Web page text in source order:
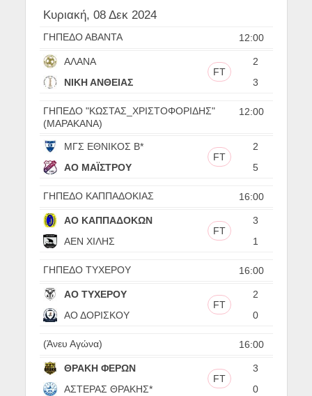
Κυριακή, 08 Δεκ 2024
12:00
ΓΗΠΕΔΟ ΑΒΑΝΤΑ
ΑΛΑΝΑ
2
FT
ΝΙΚΗ ΑΝΘΕΙΑΣ
3
12:00
ΓΗΠΕΔΟ "ΚΩΣΤΑΣ_ΧΡΙΣΤΟΦΟΡΙΔΗΣ"
(ΜΑΡΑΚΑΝΑ)
ΜΓΣ ΕΘΝΙΚΟΣ Β*
2
FT
ΑΟ ΜΑΪΣΤΡΟΥ
5
16:00
ΓΗΠΕΔΟ ΚΑΠΠΑΔΟΚΙΑΣ
ΑΟ ΚΑΠΠΑΔΟΚΩΝ
3
FT
ΑΕΝ ΧΙΛΗΣ
1
16:00
ΓΗΠΕΔΟ ΤΥΧΕΡΟΥ
ΑΟ ΤΥΧΕΡΟΥ
2
FT
ΑΟ ΔΟΡΙΣΚΟΥ
0
16:00
(Άνευ Αγώνα)
ΘΡΑΚΗ ΦΕΡΩΝ
3
FT
ΑΣΤΕΡΑΣ ΘΡΑΚΗΣ*
0